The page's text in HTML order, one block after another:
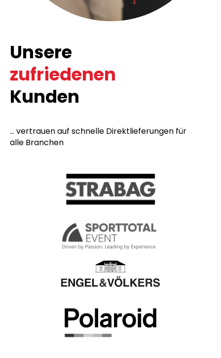
Unsere
zufriedenen
Kunden
... vertrauen auf schnelle Direktlieferungen für
alle Branchen